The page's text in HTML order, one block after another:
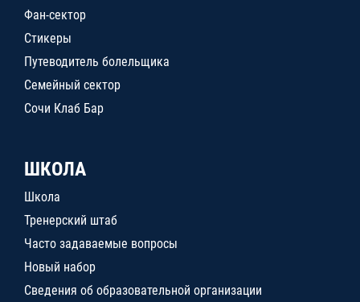
Фан-сектор
Стикеры
Путеводитель болельщика
Семейный сектор
Сочи Клаб Бар
ШКОЛА
Школа
Тренерский штаб
Часто задаваемые вопросы
Новый набор
Сведения об образовательной организации